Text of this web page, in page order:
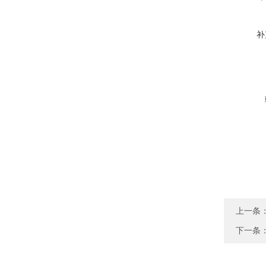
补
上一条：
下一条：